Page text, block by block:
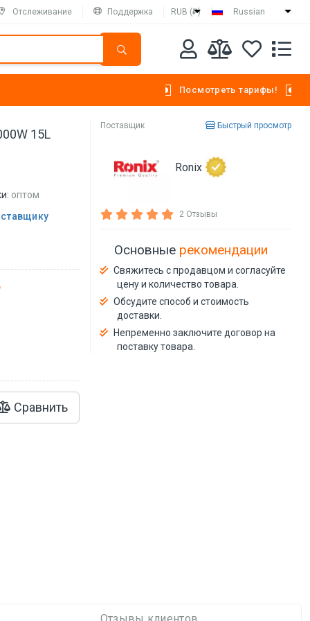
Отслеживание Поддержка RUB (₽) Russian
Посмотреть тарифы!
15L
оптом
Сравнить
Поставщик Быстрый просмотр
Ronix
2 Отзывы
Основные рекомендации
Свяжитесь с продавцом и согласуйте
цену и количество товара.
Обсудите способ и стоимость
доставки.
Непременно заключите договор на
поставку товара.